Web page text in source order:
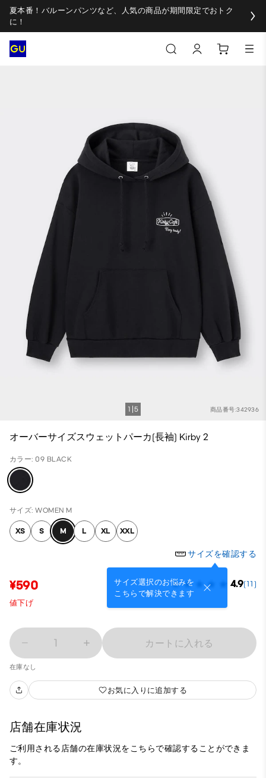
夏本番！バルーンパンツなど、人気の商品が期間限定でおトク
に！
商品番号:342936
1 5
オーバーサイズスウェットパーカ(長袖) Kirby 2
カラー: 09 BLACK
サイズ: WOMEN M
XS S M L XL XXL
サイズを確認する
サイズ選択のお悩みを
こちらで解決できます
¥590 4.9(11)
値下げ
1 カートに入れる
在庫なし
お気に入りに追加する
店舗在庫状況
ご利用される店舗の在庫状況をこちらで確認することができま
す。